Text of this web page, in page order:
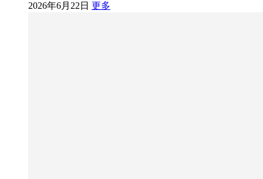
2026年6月22日 更多